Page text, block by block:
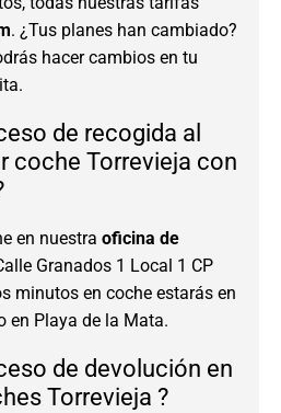
. ¿Tus planes han cambiado?
hacer cambios en tu
de recogida al
coche Torrevieja con
en nuestra oficina de
Granados 1 Local 1 CP
minutos en coche estarás en
en Playa de la Mata.
de devolución en
Torrevieja ?